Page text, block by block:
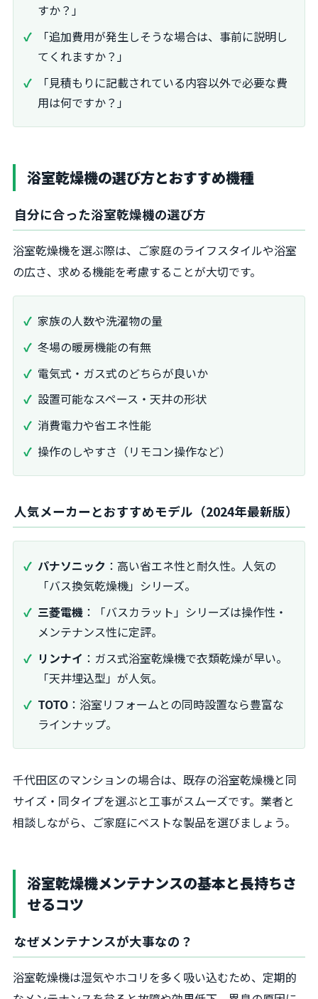
すか？」
「追加費用が発生しそうな場合は、事前に説明し
てくれますか？」
「見積もりに記載されている内容以外で必要な費
用は何ですか？」
浴室乾燥機の選び方とおすすめ機種
自分に合った浴室乾燥機の選び方
浴室乾燥機を選ぶ際は、ご家庭のライフスタイルや浴室
の広さ、求める機能を考慮することが大切です。
家族の人数や洗濯物の量
冬場の暖房機能の有無
電気式・ガス式のどちらが良いか
設置可能なスペース・天井の形状
消費電力や省エネ性能
操作のしやすさ（リモコン操作など）
人気メーカーとおすすめモデル（2024年最新版）
パナソニック ：高い省エネ性と耐久性。人気の
「バス換気乾燥機」シリーズ。
三菱電機 ：「バスカラット」シリーズは操作性・
メンテナンス性に定評。
リンナイ ：ガス式浴室乾燥機で衣類乾燥が早い。
「天井埋込型」が人気。
TOTO ：浴室リフォームとの同時設置なら豊富な
ラインナップ。
千代田区のマンションの場合は、既存の浴室乾燥機と同
サイズ・同タイプを選ぶと工事がスムーズです。業者と
相談しながら、ご家庭にベストな製品を選びましょう。
浴室乾燥機メンテナンスの基本と長持ちさ
せるコツ
なぜメンテナンスが大事なの？
浴室乾燥機は湿気やホコリを多く吸い込むため、定期的